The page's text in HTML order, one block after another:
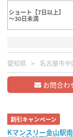
ショート【7日以上】
～30日未満
愛知県 名古屋市中
お問合わ
割引キャンペーン
Kマンスリー金山駅